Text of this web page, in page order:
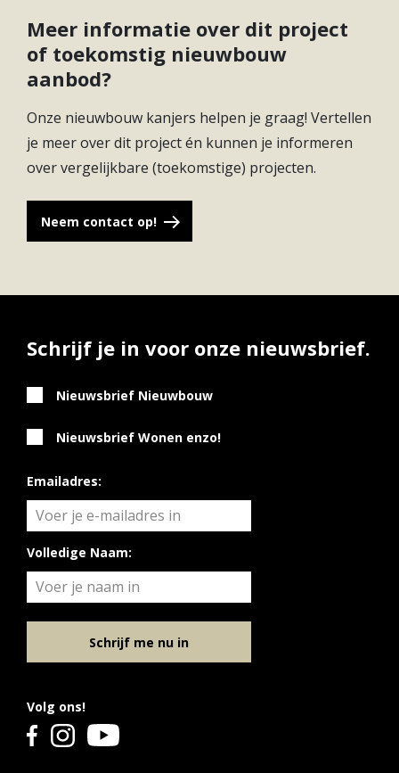
Meer informatie over dit project
of toekomstig nieuwbouw
aanbod?
Onze nieuwbouw kanjers helpen je graag! Vertellen
je meer over dit project én kunnen je informeren
over vergelijkbare (toekomstige) projecten.
Neem contact op!
Volg ons!
Schrijf je in voor onze nieuwsbrief.
Nieuwsbrief Nieuwbouw
Nieuwsbrief Wonen enzo!
Emailadres:
Volledige Naam:
Schrijf me nu in